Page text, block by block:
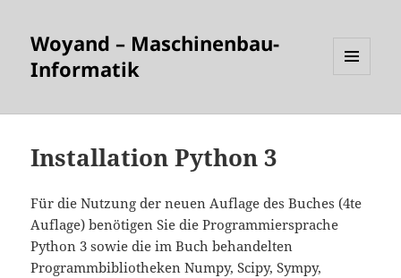
Woyand – Maschinenbau-
Informatik
WIDGETS
Installation Python 3
Für die Nutzung der neuen Auflage des Buches (4te
Auflage) benötigen Sie die Programmiersprache
Python 3 sowie die im Buch behandelten
Programmbibliotheken Numpy, Scipy, Sympy,